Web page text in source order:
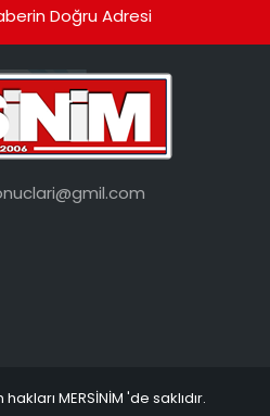
Doğru Adresi
MERSİNİM 'de saklıdır.